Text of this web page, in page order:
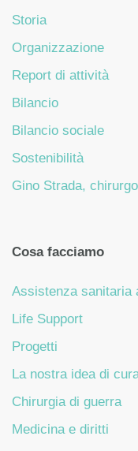
Storia
Organizzazione
Report di attività
Bilancio
Bilancio sociale
Sostenibilità
Gino Strada,
Cosa facciamo
Assistenza sanitaria
Life Support
Progetti
La nostra idea di
Chirurgia di guerra
Medicina e diritti